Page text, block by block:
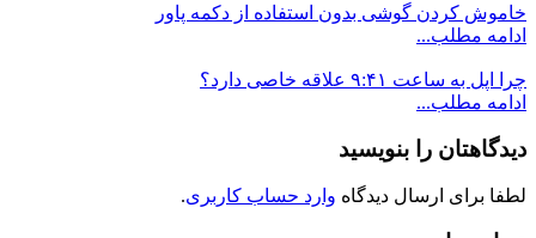
خاموش کردن گوشی بدون استفاده از دکمه پاور
ادامه مطلب...
چرا اپل به ساعت ۹:۴۱ علاقه خاصی دارد؟
ادامه مطلب...
دیدگاهتان را بنویسید
لطفا برای ارسال دیدگاه وارد حساب کاربری.